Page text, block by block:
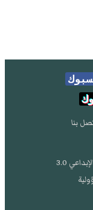
بنا
3.0